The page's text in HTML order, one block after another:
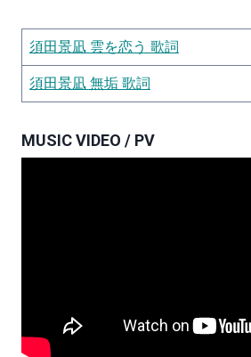
須田景凪 雲を恋う 歌詞
須田景凪 無垢 歌詞
MUSIC VIDEO / PV